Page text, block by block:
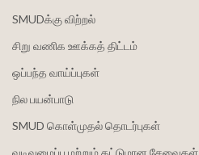
SMUDக்கு விற்றல்
சிறு வணிக ஊக்கத் திட்டம்
ஒப்பந்த வாய்ப்புகள்
நில பயன்பாடு
SMUD கொள்முதல் தொடர்புகள்
வடிவமைப்பு மற்றும் கட்டுமான சேவைகள்